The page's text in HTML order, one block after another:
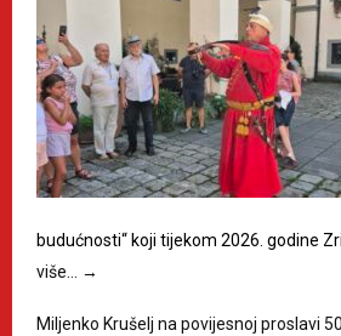
budućnosti“ koji tijekom 2026. godine
više… →
Miljenko Krušelj na povijesnoj proslavi